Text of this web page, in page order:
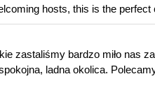
hosts, this is the perfect
zastaliśmy bardzo miło nas
ladna okolica.